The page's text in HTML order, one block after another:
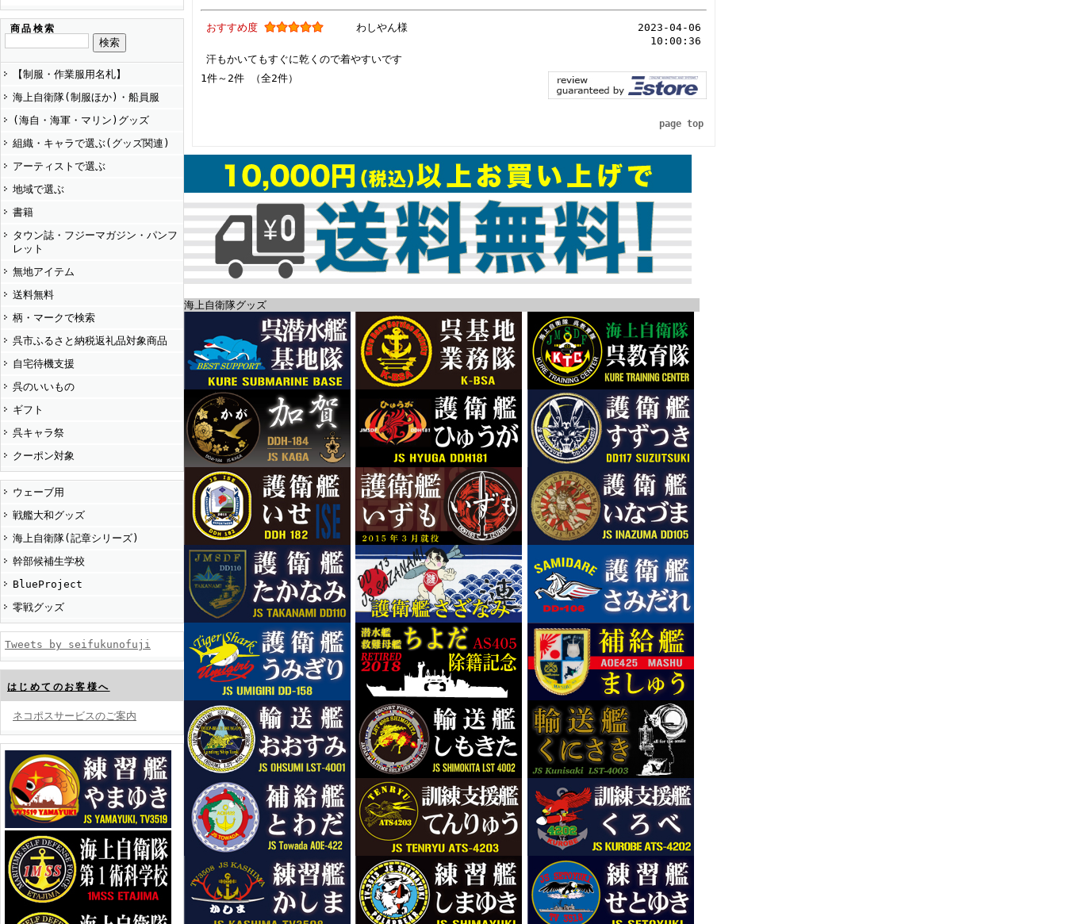
商品検索
【制服・作業服用名札】
海上自衛隊(制服ほか)・船員服
(海自・海軍・マリン)グッズ
組織・キャラで選ぶ(グッズ関連)
アーティストで選ぶ
地域で選ぶ
書籍
タウン誌・フジーマガジン・パンフ
レット
無地アイテム
送料無料
柄・マークで検索
呉市ふるさと納税返礼品対象商品
自宅待機支援
呉のいいもの
ギフト
呉キャラ祭
クーポン対象
ウェーブ用
戦艦大和グッズ
海上自衛隊(記章シリーズ)
幹部候補生学校
BlueProject
零戦グッズ
Tweets by seifukunofuji
はじめてのお客様へ
ネコポスサービスのご案内
おすすめ度 わしやん様
2023-04-06
10:00:36
汗もかいてもすぐに乾くので着やすいです
1件～2件 （全2件）
page top
海上自衛隊グッズ